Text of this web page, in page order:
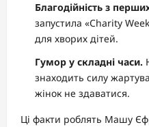
Благодійність з
запустила «Charity
для хворих дітей.
Гумор у складні часи.
знаходить силу
жінок не здаватися.
Ці факти роблять Машу